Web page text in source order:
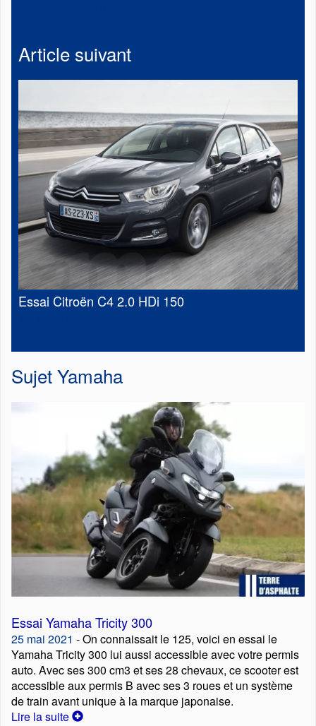
Article suivant
Essai Citroën C4 2.0 HDi 150
SujetYamaha
Essai Yamaha Tricity 300
25 mai 2021 - On connaissait le 125, voici en essai le
Yamaha Tricity 300 lui aussi accessible avec votre permis
auto. Avec ses 300 cm3 et ses 28 chevaux, ce scooter est
accessible aux permis B avec ses 3 roues et un système
de train avant unique à la marque japonaise.
Lire la suite